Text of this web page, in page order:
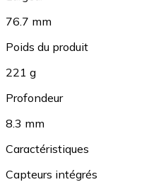
76.7 mm
Poids du produit
221 g
Profondeur
8.3 mm
Caractéristiques
Capteurs intégrés